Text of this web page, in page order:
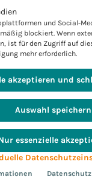
Einwilligung jederzeit
Über die in
oder
; dort finden Sie
die Unternehmen der
anmelden
und Social-
blockiert. Wenn
ist für den Zugriff auf
mehr erforderlich.
akzeptieren und
Auswahl speichern
essenzielle
Datenschutz